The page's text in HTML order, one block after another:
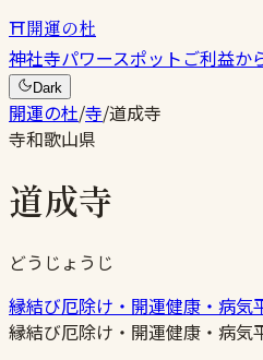
⛩開運の杜
神社寺パワースポットご利益か
Dark
開運の杜/寺/道成寺
寺和歌山県
道成寺
どうじょうじ
縁結び厄除け・開運健康・病気
縁結び厄除け・開運健康・病気